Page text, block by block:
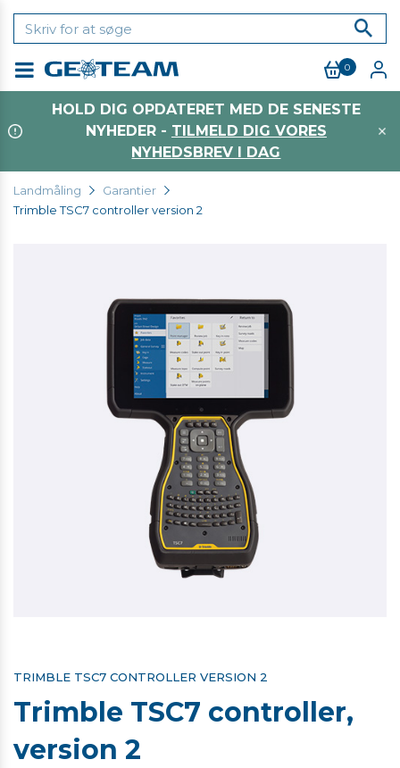
0
HOLD DIG OPDATERET MED DE SENESTE
NYHEDER - TILMELD DIG VORES
NYHEDSBREV I DAG
Landmåling
Garantier
Trimble TSC7 controller version 2
TRIMBLE TSC7 CONTROLLER VERSION 2
Trimble TSC7 controller,
version 2